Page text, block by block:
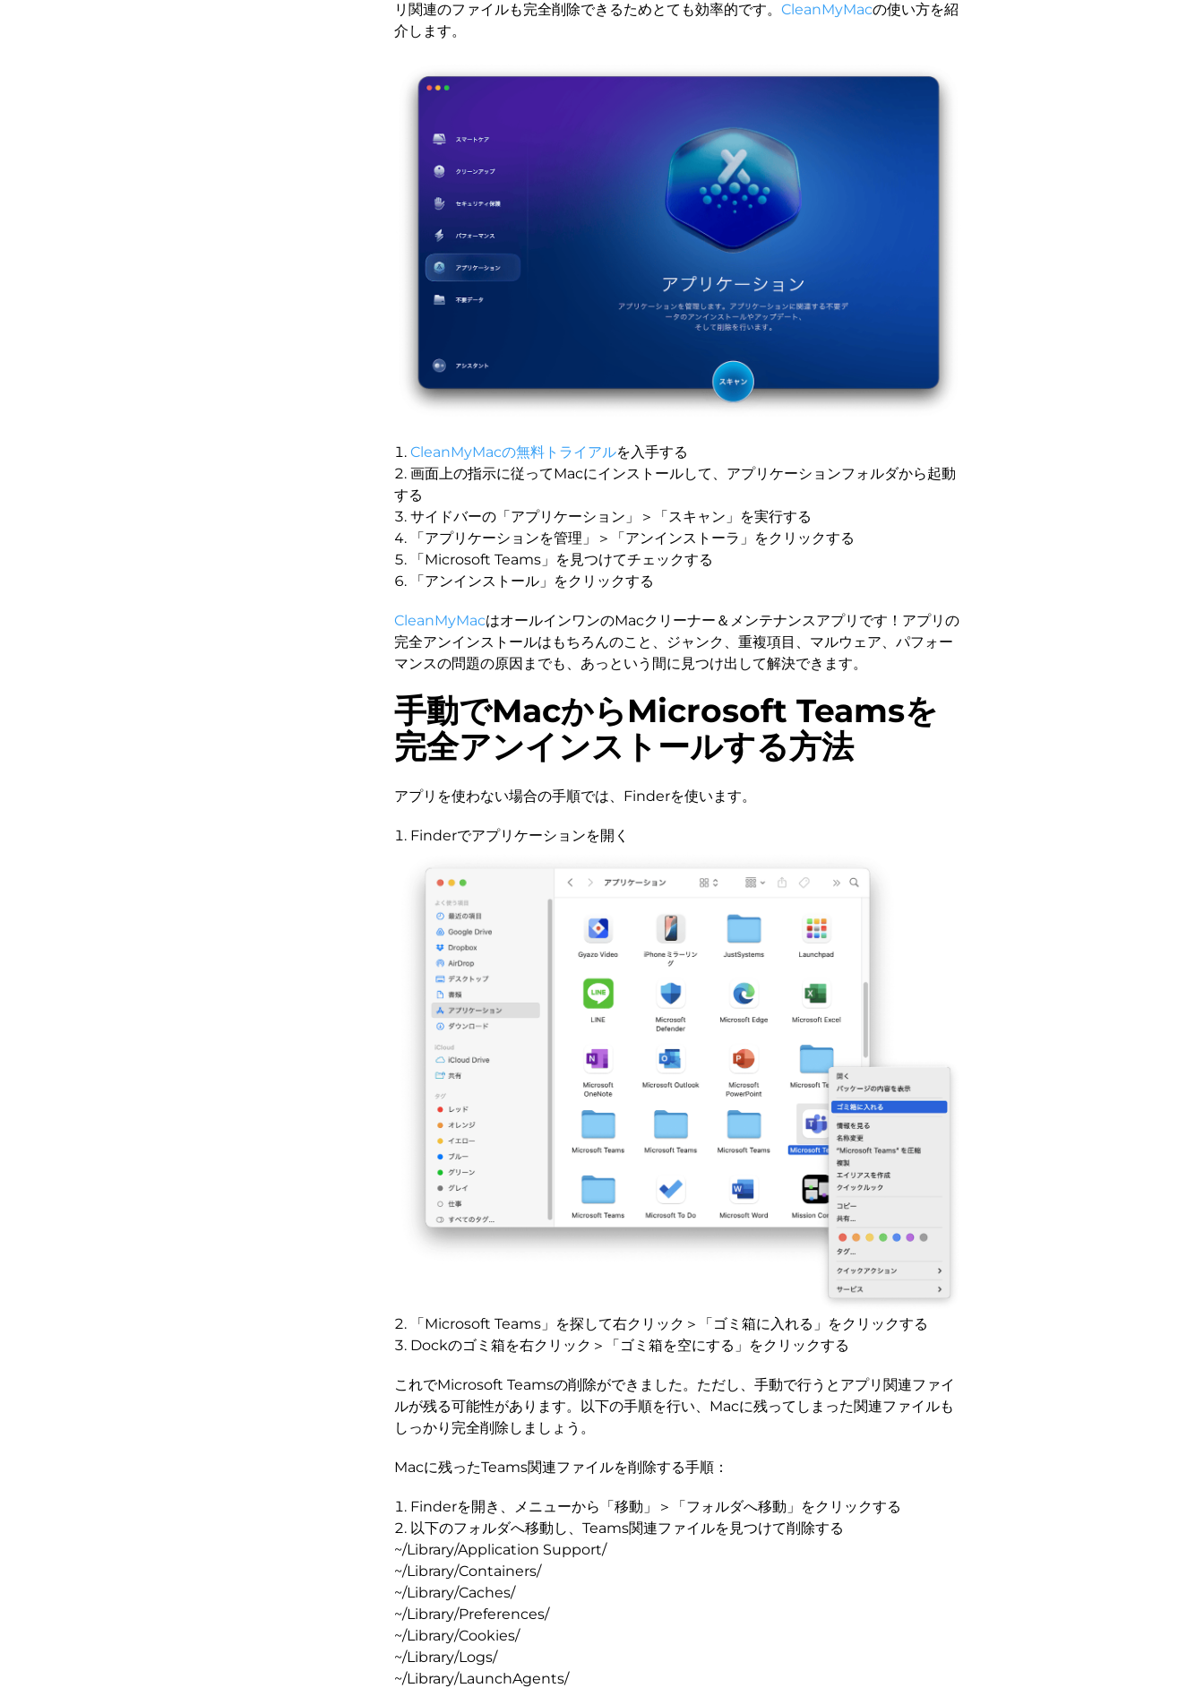
リ関連のファイルも完全削除できるためとても効率的です。 CleanMyMacの使い方を紹
介します。
CleanMyMacの無料トライアルを入手する
画面上の指示に従ってMacにインストールして、アプリケーションフォルダから起動
する
サイドバーの「アプリケーション」＞「スキャン」を実行する
「アプリケーションを管理」＞「アンインストーラ」をクリックする
「Microsoft Teams」を見つけてチェックする
「アンインストール」をクリックする
CleanMyMacはオールインワンのMacクリーナー＆メンテナンスアプリです！アプリの
完全アンインストールはもちろんのこと、ジャンク、重複項目、マルウェア、パフォー
マンスの問題の原因までも、あっという間に見つけ出して解決できます。
手動でMacからMicrosoft Teamsを
完全アンインストールする方法
アプリを使わない場合の手順では、Finderを使います。
Finderでアプリケーションを開く
「Microsoft Teams」を探して右クリック＞「ゴミ箱に入れる」をクリックする
Dockのゴミ箱を右クリック＞「ゴミ箱を空にする」をクリックする
これでMicrosoft Teamsの削除ができました。ただし、手動で行うとアプリ関連ファイ
ルが残る可能性があります。以下の手順を行い、Macに残ってしまった関連ファイルも
しっかり完全削除しましょう。
Macに残ったTeams関連ファイルを削除する手順：
Finderを開き、メニューから「移動」＞「フォルダへ移動」をクリックする
以下のフォルダへ移動し、Teams関連ファイルを見つけて削除する
~/Library/Application Support/
~/Library/Containers/
~/Library/Caches/
~/Library/Preferences/
~/Library/Cookies/
~/Library/Logs/
~/Library/LaunchAgents/